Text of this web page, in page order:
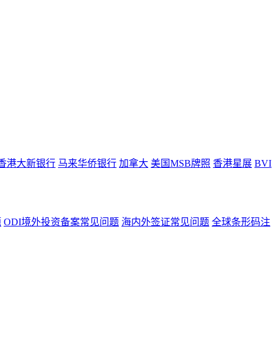
港大新银行 马来华侨银行 加拿大 美国MSB牌照 香港星展 BVI
ODI境外投资备案常见问题 海内外签证常见问题 全球条形码注